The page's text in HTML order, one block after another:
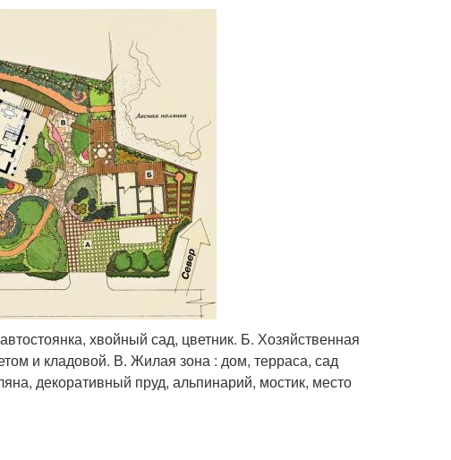
хвойный сад, цветник. Б. Хозяйственная
и кладовой. В. Жилая зона : дом, терраса, сад
декоративный пруд, альпинарий, мостик, место